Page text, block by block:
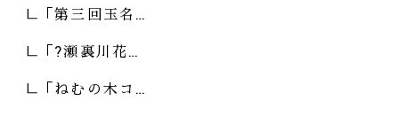
「第三回玉名…
「?瀬裏川花…
「ねむの木コ…